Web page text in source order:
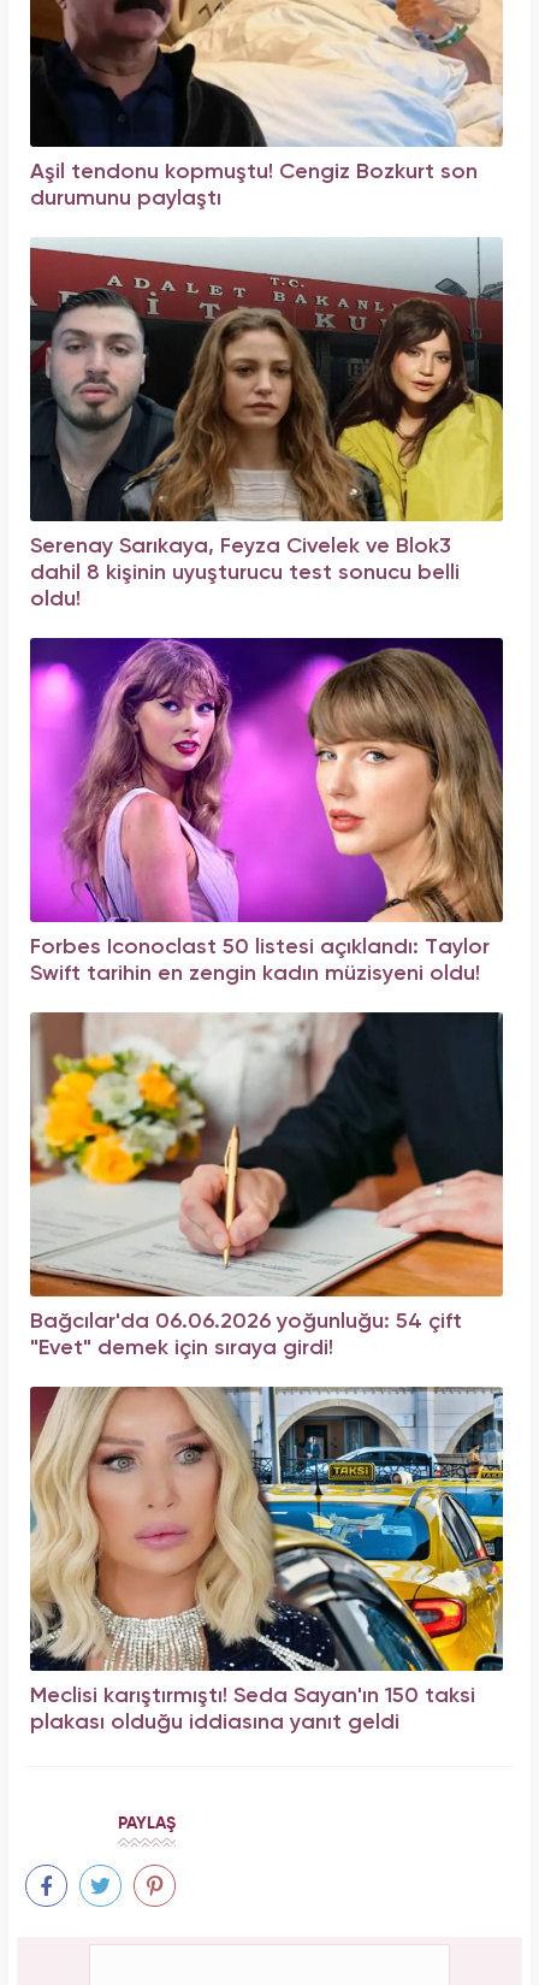
Aşil tendonu kopmuştu! Cengiz Bozkurt son
durumunu paylaştı
Serenay Sarıkaya, Feyza Civelek ve Blok3
dahil 8 kişinin uyuşturucu test sonucu belli
oldu!
Forbes Iconoclast 50 listesi açıklandı: Taylor
Swift tarihin en zengin kadın müzisyeni oldu!
Bağcılar'da 06.06.2026 yoğunluğu: 54 çift
"Evet" demek için sıraya girdi!
Meclisi karıştırmıştı! Seda Sayan'ın 150 taksi
plakası olduğu iddiasına yanıt geldi
PAYLAŞ